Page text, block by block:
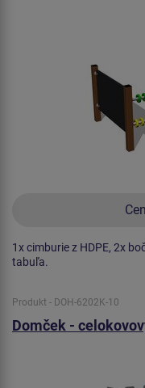
1x cimburie z HDPE, 2x
tabuľa.
Produkt - DOH-6202K-10
Domček -